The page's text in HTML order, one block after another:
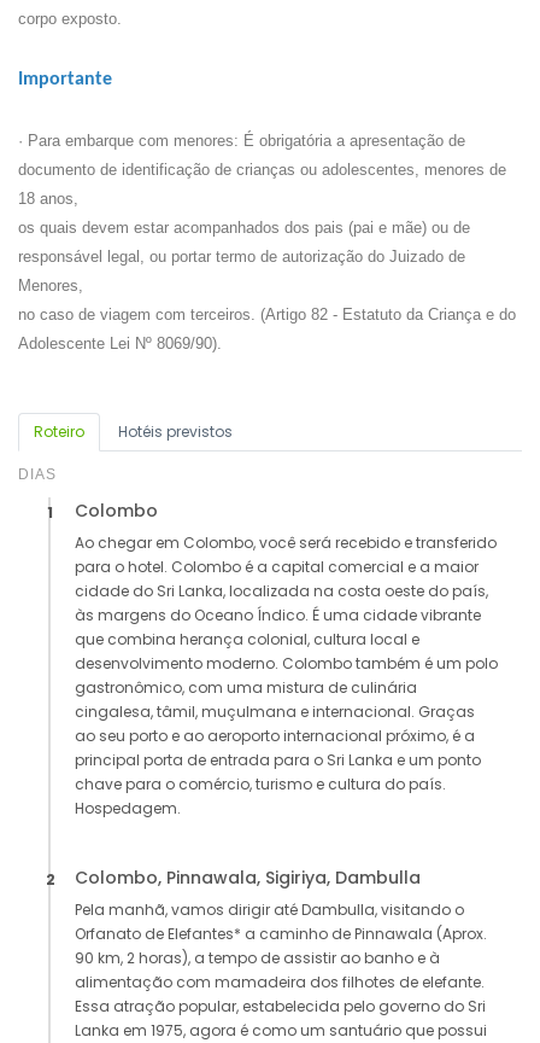
Roteiro Hotéis previstos
DIAS
1 Colombo
Ao chegar em Colombo, você será recebido e transferido
para o hotel. Colombo é a capital comercial e a maior
cidade do Sri Lanka, localizada na costa oeste do país,
às margens do Oceano Índico. É uma cidade vibrante
que combina herança colonial, cultura local e
desenvolvimento moderno. Colombo também é um polo
gastronômico, com uma mistura de culinária
cingalesa, tâmil, muçulmana e internacional. Graças
ao seu porto e ao aeroporto internacional próximo, é a
principal porta de entrada para o Sri Lanka e um ponto
chave para o comércio, turismo e cultura do país.
Hospedagem.
2 Colombo, Pinnawala, Sigiriya, Dambulla
Pela manhã, vamos dirigir até Dambulla, visitando o
Orfanato de Elefantes* a caminho de Pinnawala (Aprox.
90 km, 2 horas), a tempo de assistir ao banho e à
alimentação com mamadeira dos filhotes de elefante.
Essa atração popular, estabelecida pelo governo do Sri
Lanka em 1975, agora é como um santuário que possui
corpo exposto.
Importante
· Para embarque com menores: É obrigatória a apresentação de
documento de identificação de crianças ou adolescentes, menores de
18 anos,
os quais devem estar acompanhados dos pais (pai e mãe) ou de
responsável legal, ou portar termo de autorização do Juizado de
Menores,
no caso de viagem com terceiros. (Artigo 82 - Estatuto da Criança e do
Adolescente Lei Nº 8069/90).